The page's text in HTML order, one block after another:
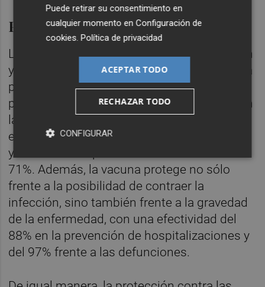
Porcentajes de efectividad
Los beneficios de la vacunación se observan
ya desde la primera dosis, ya que con sólo la
primera pauta se reduce a la mitad la
probabilidad de contraer la enfermedad. Con
la pauta completa de vacunación, la
efectividad frente a la infección sintomática
y asintomática por SARS-CoV-2 alcanza el
71%. Además, la vacuna protege no sólo
frente a la posibilidad de contraer la
infección, sino también frente a la gravedad
de la enfermedad, con una efectividad del
88% en la prevención de hospitalizaciones y
del 97% frente a las defunciones.
Puede retirar su consentimiento en
cualquier momento enConfiguración de
cookies.Política de privacidad
ACEPTAR TODO
RECHAZAR TODO
CONFIGURAR